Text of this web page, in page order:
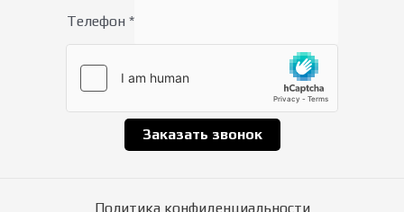
Телефон *
Заказать звонок
Политика конфиденциальности